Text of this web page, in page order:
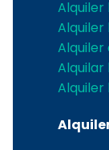
Alquiler